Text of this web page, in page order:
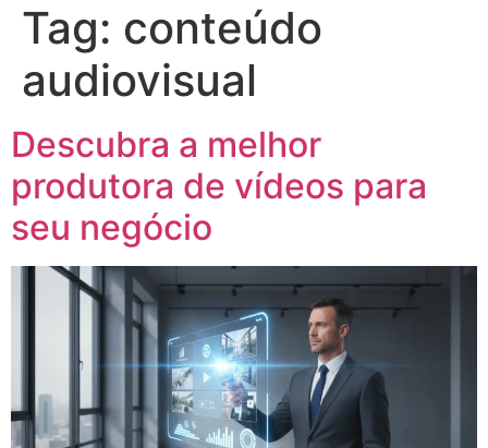
Tag: conteúdo
audiovisual
Descubra a melhor
produtora de vídeos para
seu negócio